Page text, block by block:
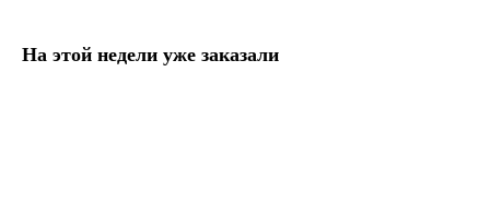
На этой недели уже заказали